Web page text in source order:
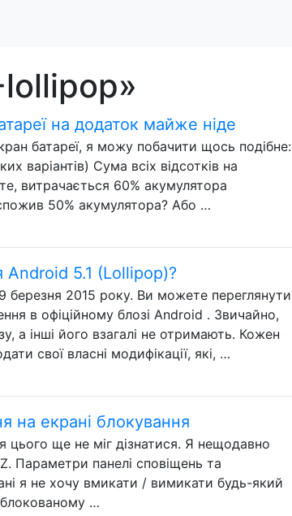
lollipop»
на додаток майже ніде
батареї, я можу побачити щось подібне:
варіантів) Сума всіх відсотків на
витрачається 60% акумулятора
50% акумулятора? Або …
Android 5.1 (Lollipop)?
березня 2015 року. Ви можете переглянути
в офіційному блозі Android . Звичайно,
а інші його взагалі не отримають. Кожен
свої власні модифікації, які, …
на екрані блокування
цього ще не міг дізнатися. Я нещодавно
Параметри панелі сповіщень та
я не хочу вмикати / вимикати будь-який
…